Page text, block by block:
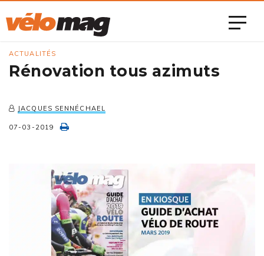
ACTUALITÉS
Rénovation tous azimuts
JACQUES SENNÉCHAEL
07-03-2019